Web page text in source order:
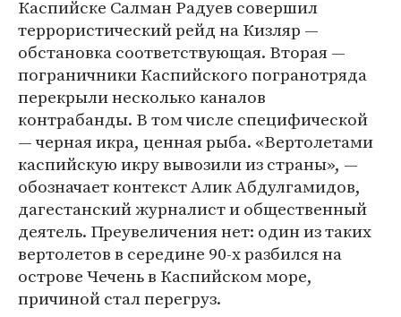
Каспийске Салман Радуев совершил
террористический рейд на Кизляр —
обстановка соответствующая. Вторая —
пограничники Каспийского погранотряда
перекрыли несколько каналов
контрабанды. В том числе специфической
— черная икра, ценная рыба. «Вертолетами
каспийскую икру вывозили из страны», —
обозначает контекст Алик Абдулгамидов,
дагестанский журналист и общественный
деятель. Преувеличения нет: один из таких
вертолетов в середине 90-х разбился на
острове Чечень в Каспийском море,
причиной стал перегруз.